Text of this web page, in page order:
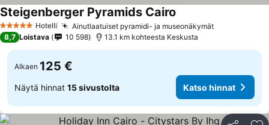
5 Tähtiluokitus
Hotelli Ainutlaatuiset pyramidi- ja museonäkymät
Steigenberger Pyramids Cairo
8,7 Loistava 10 598 13.1 km kohteesta Keskusta
Alkaen 125 €
Näytä hinnat 15 sivustolta Katso hinnat